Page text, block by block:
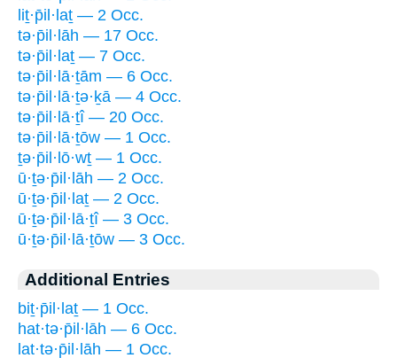
liṯ·p̄il·laṯ — 2 Occ.
tə·p̄il·lāh — 17 Occ.
tə·p̄il·laṯ — 7 Occ.
tə·p̄il·lā·ṯām — 6 Occ.
tə·p̄il·lā·ṯə·ḵā — 4 Occ.
tə·p̄il·lā·ṯî — 20 Occ.
tə·p̄il·lā·ṯōw — 1 Occ.
ṯə·p̄il·lō·wṯ — 1 Occ.
ū·ṯə·p̄il·lāh — 2 Occ.
ū·ṯə·p̄il·laṯ — 2 Occ.
ū·ṯə·p̄il·lā·ṯî — 3 Occ.
ū·ṯə·p̄il·lā·ṯōw — 3 Occ.
Additional Entries
biṯ·p̄il·laṯ — 1 Occ.
hat·tə·p̄il·lāh — 6 Occ.
lat·tə·p̄il·lāh — 1 Occ.